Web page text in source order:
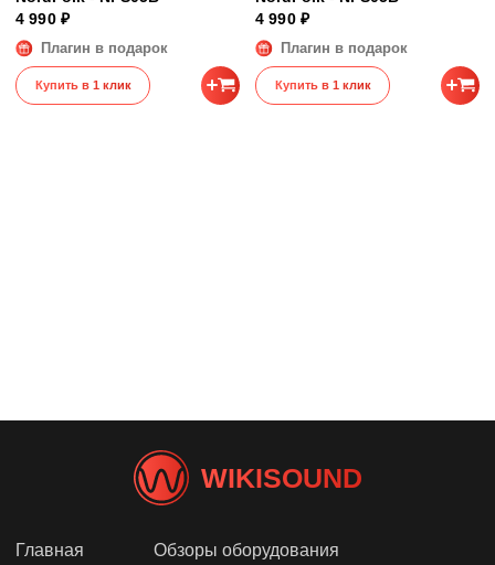
4 990 ₽
Плагин в подарок
Купить в 1 клик
4 990 ₽
Плагин в подарок
Купить в 1 клик
WIKISOUND
Главная
Обзоры оборудования